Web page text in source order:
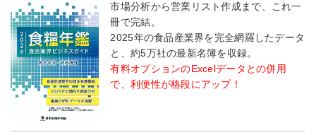
市場分析から営業リスト作成まで、これ一
冊で完結。
2025年の食品産業界を完全網羅したデータ
と、約5万社の最新名簿を収録。
有料オプションのExcelデータとの併用
で、利便性が格段にアップ！